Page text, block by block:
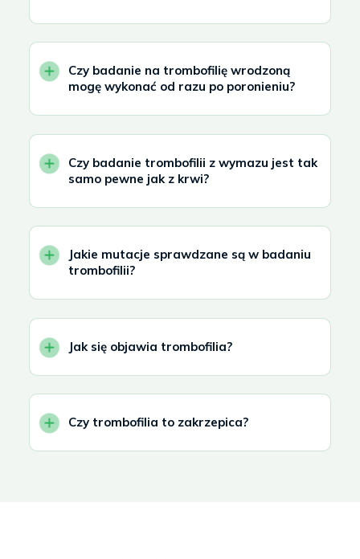
Czy badanie na trombofilię wrodzoną
mogę wykonać od razu po poronieniu?
Czy badanie trombofilii z wymazu jest tak
samo pewne jak z krwi?
Jakie mutacje sprawdzane są w badaniu
trombofilii?
Jak się objawia trombofilia?
Czy trombofilia to zakrzepica?